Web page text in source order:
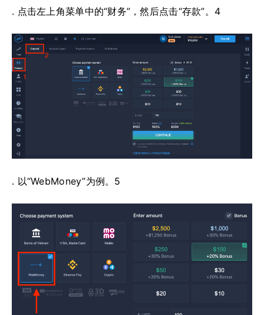
. 点击左上角菜单中的“财务”，然后点击“存款”。4
. 以“WebMoney”为例。5